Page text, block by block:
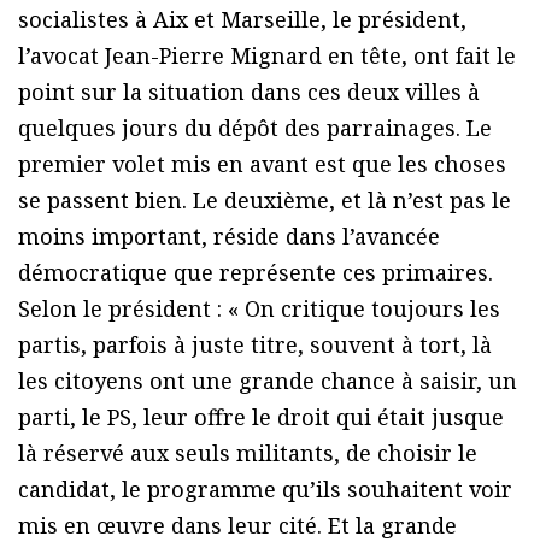
socialistes à Aix et Marseille, le président,
l’avocat Jean-Pierre Mignard en tête, ont fait le
point sur la situation dans ces deux villes à
quelques jours du dépôt des parrainages. Le
premier volet mis en avant est que les choses
se passent bien. Le deuxième, et là n’est pas le
moins important, réside dans l’avancée
démocratique que représente ces primaires.
Selon le président : « On critique toujours les
partis, parfois à juste titre, souvent à tort, là
les citoyens ont une grande chance à saisir, un
parti, le PS, leur offre le droit qui était jusque
là réservé aux seuls militants, de choisir le
candidat, le programme qu’ils souhaitent voir
mis en œuvre dans leur cité. Et la grande